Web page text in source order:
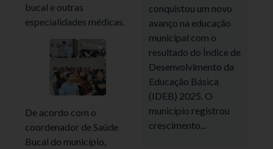
bucal e outras
especialidades médicas.
De acordo com o
coordenador de Saúde
Bucal do município,
conquistou um novo
avanço na educação
municipal com o
resultado do Índice de
Desenvolvimento da
Educação Básica
(IDEB) 2025. O
município registrou
crescimento...